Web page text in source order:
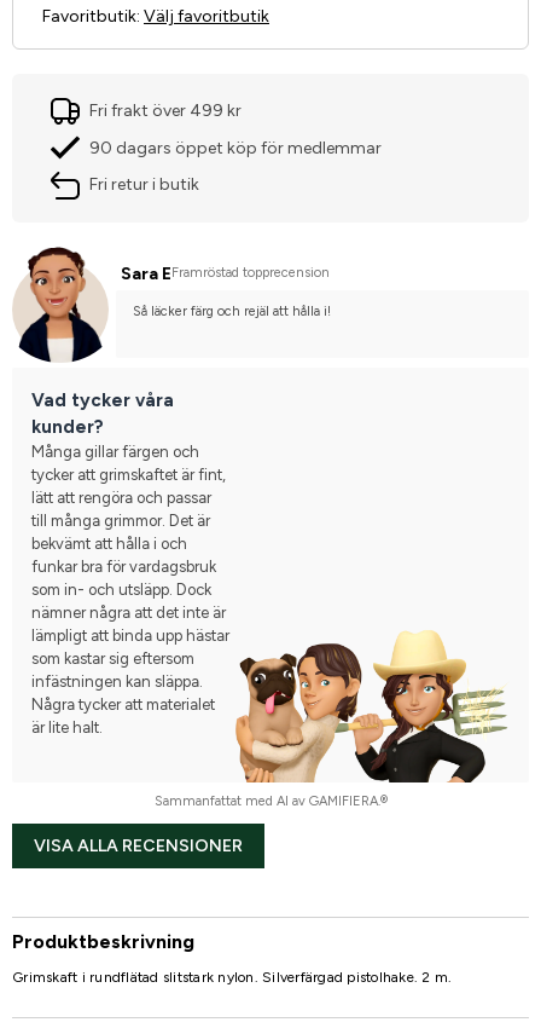
Favoritbutik: Välj favoritbutik
Fri frakt över 499 kr
90 dagars öppet köp för medlemmar
Fri retur i butik
Sara E Framröstad topprecension
Så läcker färg och rejäl att hålla i!
Vad tycker våra
kunder?
Många gillar färgen och
tycker att grimskaftet är fint,
lätt att rengöra och passar
till många grimmor. Det är
bekvämt att hålla i och
funkar bra för vardagsbruk
som in- och utsläpp. Dock
nämner några att det inte är
lämpligt att binda upp hästar
som kastar sig eftersom
infästningen kan släppa.
Några tycker att materialet
är lite halt.
Sammanfattat med AI av GAMIFIERA.®
VISA ALLA RECENSIONER
Produktbeskrivning
Grimskaft i rundflätad slitstark nylon. Silverfärgad pistolhake. 2 m.